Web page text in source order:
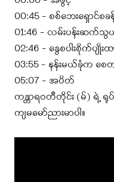
00:45 – စစ်ဘေးရှော
01:46 – လမ်းပန်းဆက်
02:46 – နွေစပါးစိုက်ပ
03:55 – နန်းမယ်ခုံက စ
05:07 – အပိတ်
ကန္တာရဝတီတိုင်း (မ်) ရဲ့ ရု
ကျမမော်ညားမာပါ။